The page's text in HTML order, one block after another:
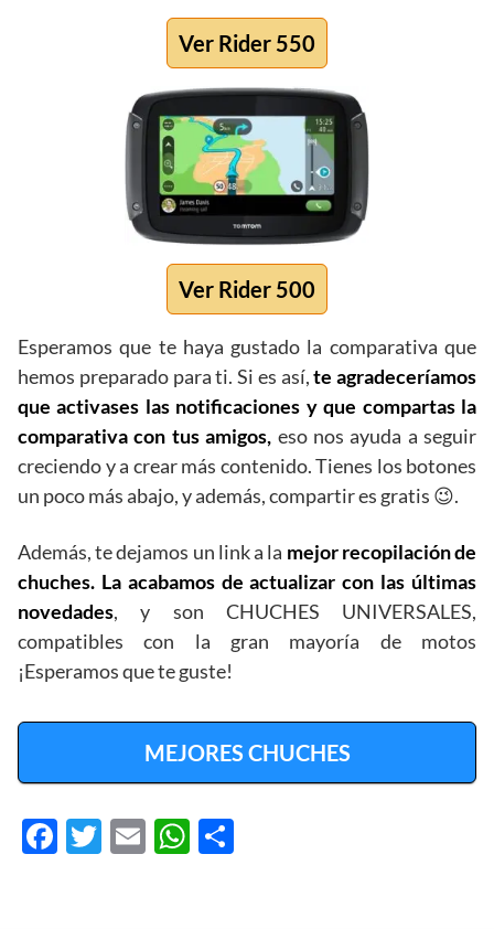
Ver Rider 550
Ver Rider 500
Esperamos que te haya gustado la comparativa que
hemos preparado para ti. Si es así,te agradeceríamos
que activases las notificaciones y que compartas la
comparativa con tus amigos, eso nos ayuda a seguir
creciendo y a crear más contenido. Tienes los botones
un poco más abajo, y además, compartir es gratis 😉.
Además, te dejamos un link a la mejor recopilación de
chuches. La acabamos de actualizar con las últimas
novedades, y son CHUCHES UNIVERSALES,
compatibles con la gran mayoría de motos
¡Esperamos que te guste!
MEJORES CHUCHES
F
T
E
W